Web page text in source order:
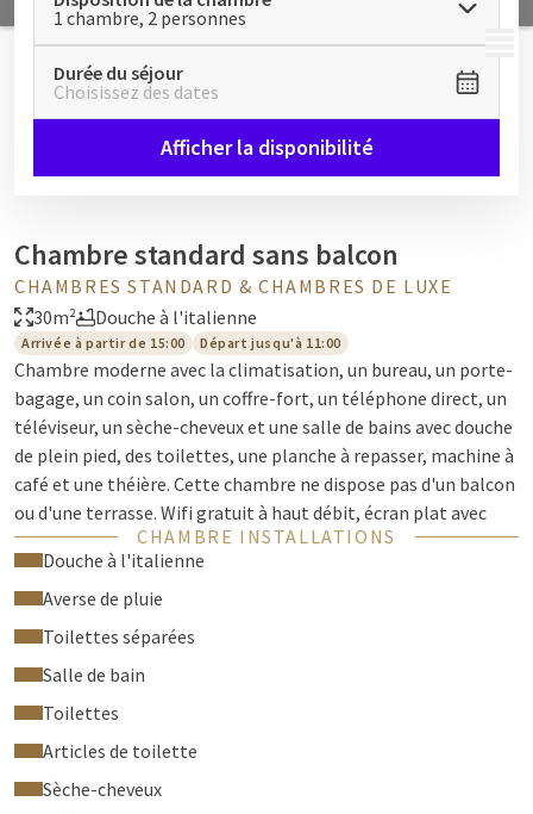
MENU
1 chambre, 2 personnes
Durée du séjour
Choisissez des dates
Afficher la disponibilité
Chambre standard sans balcon
CHAMBRES STANDARD & CHAMBRES DE LUXE
30m²
Douche à l'italienne
Arrivée à partir de 15:00 Départ jusqu'à 11:00
Chambre moderne avec la climatisation, un bureau, un porte-
bagage, un coin salon, un coffre-fort, un téléphone direct, un
téléviseur, un sèche-cheveux et une salle de bains avec douche
de plein pied, des toilettes, une planche à repasser, machine à
café et une théière. Cette chambre ne dispose pas d'un balcon
ou d'une terrasse. Wifi gratuit à haut débit, écran plat avec
fonction streaming. Accès gratuit au centre de bien-être et de
remise en forme (Toucan Health Club) ainsi qu’au casino de
l’hôtel. Le confort à un prix abordable dans la région de
Tilbourg-Breda.
Astuce: réservez un
CHAMBRE INSTALLATIONS
Douche à l'italienne
Averse de pluie
Toilettes séparées
Salle de bain
Toilettes
Articles de toilette
Sèche-cheveux